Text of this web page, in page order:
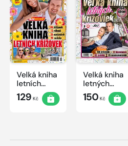
Velká kniha
letních
křížovek
2026
129 Kč
Velká kniha
letných
krížoviek s
TV JOJ
150Kč